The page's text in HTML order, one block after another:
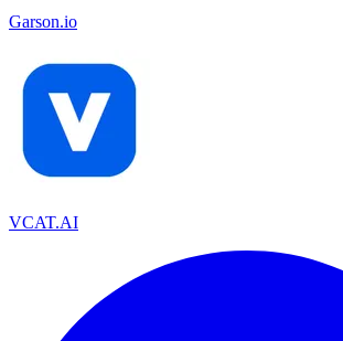
Garson.io
VCAT.AI